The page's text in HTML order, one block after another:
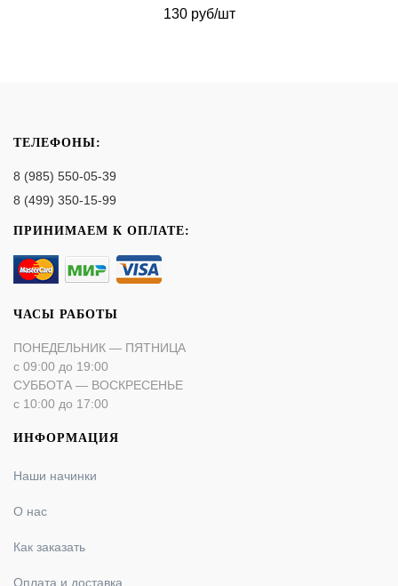
130 руб/шт
ТЕЛЕФОНЫ:
8 (985) 550-05-39
8 (499) 350-15-99
ПРИНИМАЕМ К ОПЛАТЕ:
ЧАСЫ РАБОТЫ
ПОНЕДЕЛЬНИК — ПЯТНИЦА
с 09:00 до 19:00
СУББОТА — ВОСКРЕСЕНЬЕ
с 10:00 до 17:00
ИНФОРМАЦИЯ
Наши начинки
О нас
Как заказать
Оплата и доставка